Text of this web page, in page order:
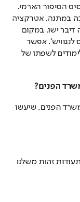
כאן הוא חולם להקים מרכז תיירותי על בסיס הסיפור הארמי.
"זה ימשוך צליינים בהיקף אדיר. הגליל יזכה במתנה, אטרקציה
לתיירות הדתית. ארמית היא השפה שבה דיבר ישו. במקום
לדבר על 'ג'יזוס לנד' אפשר לדבר על 'ג'יזוס לנגוויש'. אפשר
לשווק לנוצרים סדנאות בארמית, מחנה לימודים לשפתו של
הפנים?
"באותו יום נוציא שיירה של אוטובוסים למשרד הפנים, שיעשו
"אנחנו הולכים עד הסוף. לא נוותר. נוציא תעודות זהות משלנו